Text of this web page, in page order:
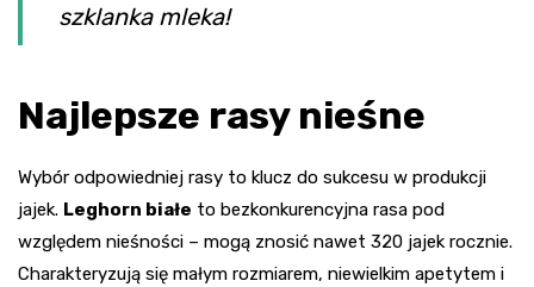
szklanka mleka!
Najlepsze rasy nieśne
Wybór odpowiedniej rasy to klucz do sukcesu w produkcji
jajek. Leghorn białe to bezkonkurencyjna rasa pod
względem nieśności – mogą znosić nawet 320 jajek rocznie.
Charakteryzują się małym rozmiarem, niewielkim apetytem i